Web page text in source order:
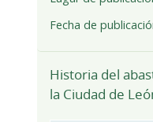
Fecha de
Historia del
la Ciudad de